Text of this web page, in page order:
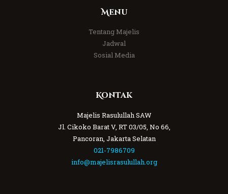
Menu
Tentang Majelis
Jadwal
Sosial Media
Kontak
Majelis Rasulullah SAW
Jl. Cikoko Barat V, RT 03/05, No 66,
Pancoran, Jakarta Selatan
021-7986709
info@majelisrasulullah.org